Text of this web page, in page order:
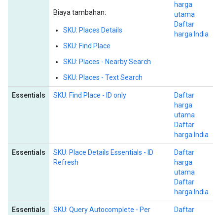
Biaya tambahan:
SKU: Places Details
SKU: Find Place
SKU: Places - Nearby Search
SKU: Places - Text Search
harga
utama
Daftar
harga India
Essentials SKU: Find Place - ID only
Daftar
harga
utama
Daftar
harga India
Essentials
SKU: Place Details Essentials - ID
Refresh
Daftar
harga
utama
Daftar
harga India
Essentials
SKU: Query Autocomplete - Per
Daftar